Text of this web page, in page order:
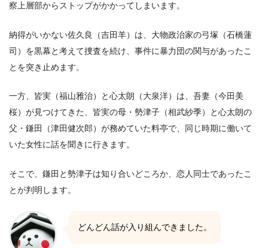
察上層部からストップがかかってしまいます。
納得がいかない佐久良（吉田羊）は、大物政治家の弓塚（石橋蓮
司）を黒幕と考えて捜査を続け、事件に暴力団の関与があったこ
とを突き止めます。
一方、皆実（福山雅治）と心太朗（大泉洋）は、吾妻（今田美
桜）が見つけてきた、皆実の母・勢津子（相武紗季）と心太朗の
父・鎌田（津田健次郎）が務めていた料亭で、同じ時期に働いて
いた女性に話を聞きに行きます。
そこで、鎌田と勢津子は知り合いどころか、恋人同士であったこ
とが判明します。
どんどん話が入り組んできました。